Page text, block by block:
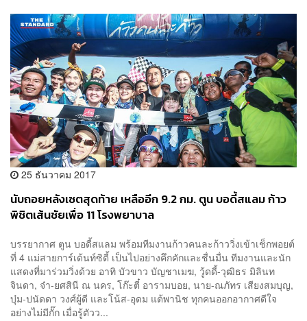
25 ธันวาคม 2017
นับถอยหลังเซตสุดท้าย เหลืออีก 9.2 กม. ตูน บอดี้สแลม ก้าว
พิชิตเส้นชัยเพื่อ 11 โรงพยาบาล
บรรยากาศ ตูน บอดี้สแลม พร้อมทีมงานก้าวคนละก้าววิ่งเข้าเช็กพอยต์
ที่ 4 แม่สายการ์เด้นท์ซิตี้ เป็นไปอย่างคึกคักและชื่นมื่น ทีมงานและนัก
แสดงที่มาร่วมวิ่งด้วย อาทิ บัวขาว บัญชาเมฆ, วู้ดดี้-วุฒิธร มิลินท
จินดา, จ๋า-ยศสินี ณ นคร, โก๊ะตี๋ อารามบอย, นาย-ณภัทร เสียงสมบุญ,
บุ๋ม-ปนัดดา วงศ์ผู้ดี และโน้ส-อุดม แต้พานิช ทุกคนออกอากาศดีใจ
อย่างไม่มีกั๊ก เมื่อรู้ตัวว...